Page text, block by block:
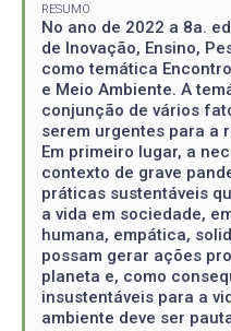
RESUMO
No ano de 2022 a 8a.
de Inovação, Ensino,
como temática
e Meio Ambiente. A
conjunção de vários
serem urgentes para a
Em primeiro lugar, a
contexto de grave
práticas sustentáveis
a vida em sociedade,
humana, empática,
possam gerar ações
planeta e, como
insustentáveis para a
ambiente deve ser